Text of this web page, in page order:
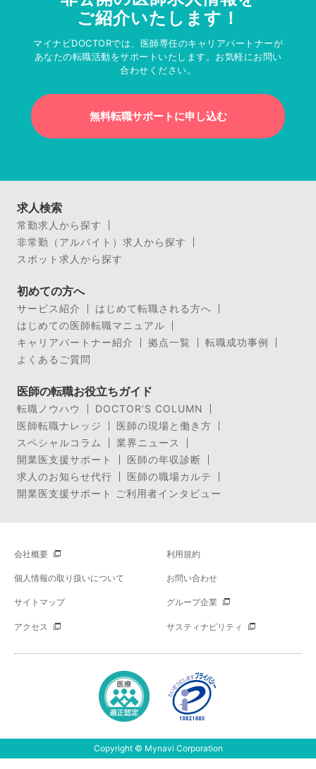
ご紹介いたします！
マイナビDOCTORでは、医師専任のキャリアパートナーが
あなたの転職活動をサポートいたします。お気軽にお問い
合わせください。
無料転職サポートに申し込む
求人検索
常勤求人から探す
非常勤（アルバイト）求人から探す
スポット求人から探す
初めての方へ
サービス紹介
はじめて転職される方へ
はじめての医師転職マニュアル
キャリアパートナー紹介
拠点一覧
転職成功事例
よくあるご質問
医師の転職お役立ちガイド
転職ノウハウ
DOCTOR’S COLUMN
医師転職ナレッジ
医師の現場と働き方
スペシャルコラム
業界ニュース
開業医支援サポート
医師の年収診断
求人のお知らせ代行
医師の職場カルテ
開業医支援サポート ご利用者インタビュー
会社概要 利用規約
個人情報の取り扱いについて お問い合わせ
サイトマップ グループ企業
アクセス サスティナビリティ
Copyright © Mynavi Corporation